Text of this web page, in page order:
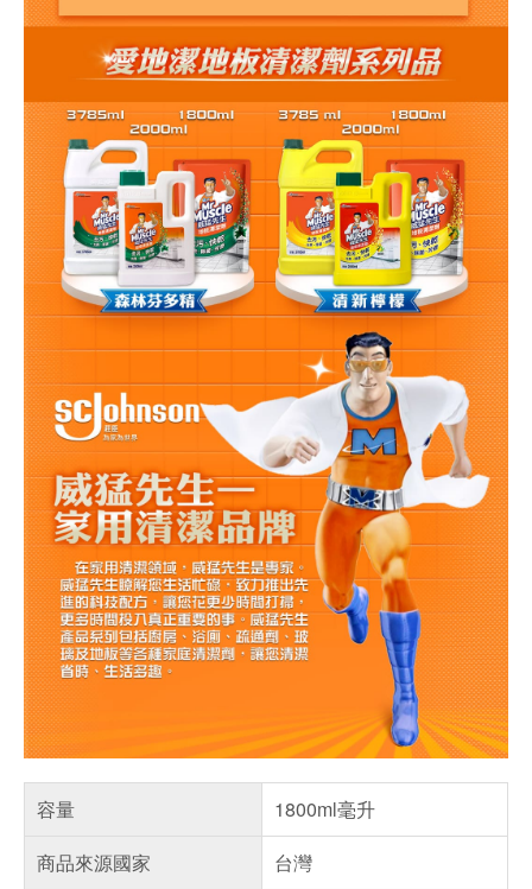
容量
1800ml毫升
商品來源國家
台灣